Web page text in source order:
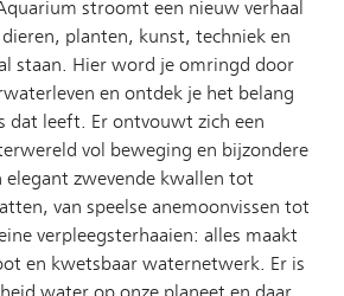
stroomt een nieuw verhaal
planten, kunst, techniek en
staan. Hier word je omringd door
en ontdek je het belang
dat leeft. Er ontvouwt zich een
vol beweging en bijzondere
zwevende kwallen tot
van speelse anemoonvissen tot
verpleegsterhaaien: alles maakt
en kwetsbaar waternetwerk. Er is